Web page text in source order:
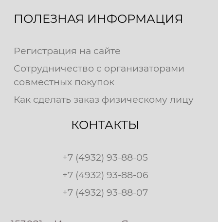
ПОЛЕЗНАЯ ИНФОРМАЦИЯ
Регистрация на сайте
Сотрудничество с организаторами
совместных покупок
Как сделать заказ физическому лицу
КОНТАКТЫ
+7 (4932) 93-88-05
+7 (4932) 93-88-06
+7 (4932) 93-88-07